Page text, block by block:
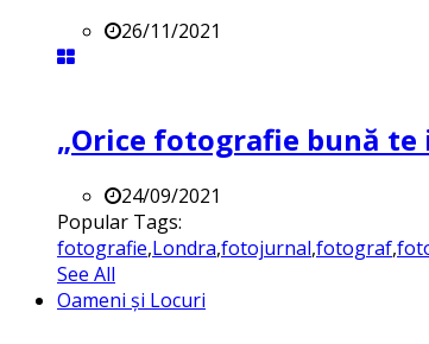
26/11/2021
„Orice fotografie bună
24/09/2021
Popular Tags:
fotografie,Londra,fotojurnal,fotograf,
See All
Oameni și Locuri